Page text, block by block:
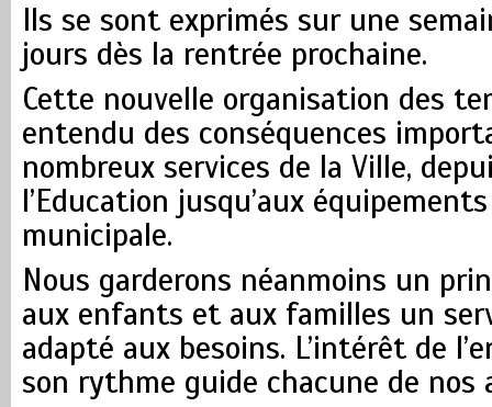
Ils se sont exprimés sur une
jours dès la rentrée prochaine.
Cette nouvelle organisation des
entendu des conséquences
nombreux services de la Ville,
l’Education jusqu’aux
municipale.
Nous garderons néanmoins un
aux enfants et aux familles un
adapté aux besoins. L’intérêt de
son rythme guide chacune de nos